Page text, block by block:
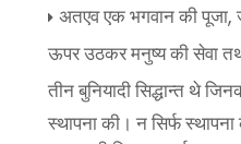
अतएव एक भगवान की पूजा,
ऊपर उठकर मनुष्य की सेवा
तीन बुनियादी सिद्धान्त थे
स्थापना की। न सिर्फ